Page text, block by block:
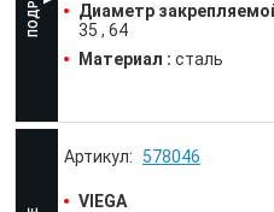
Диаметр
35
64
Материал : сталь
578046
VIEGA